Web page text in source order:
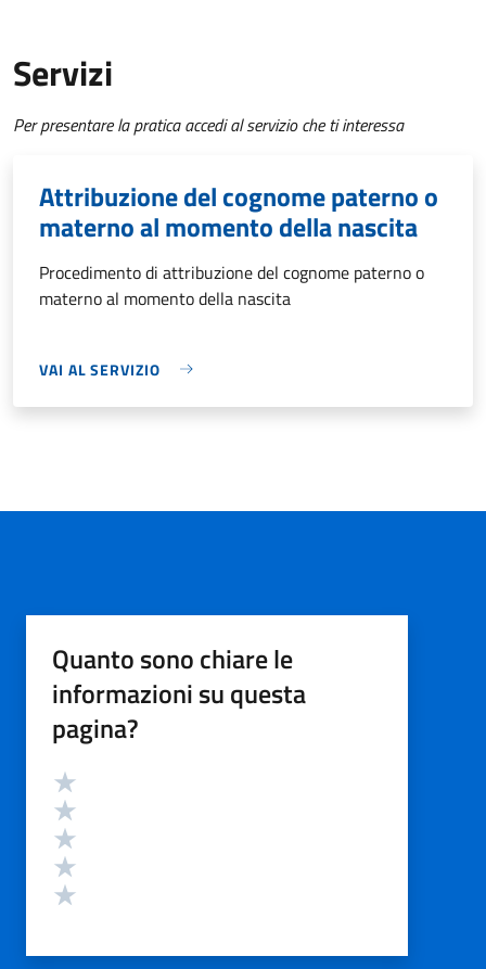
Servizi
Per presentare la pratica accedi al servizio che ti interessa
Attribuzione del cognome paterno o
materno al momento della nascita
Procedimento di attribuzione del cognome paterno o
materno al momento della nascita
VAI AL SERVIZIO
Quanto sono chiare le
informazioni su questa
pagina?
Valutazione